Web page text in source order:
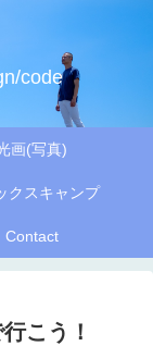
code
画(写真)
クスキャンプ
Contact
こう！